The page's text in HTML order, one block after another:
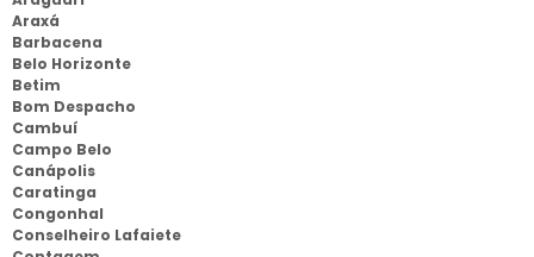
Araxá
Barbacena
Belo Horizonte
Betim
Bom Despacho
Cambuí
Campo Belo
Canápolis
Caratinga
Congonhal
Conselheiro Lafaiete